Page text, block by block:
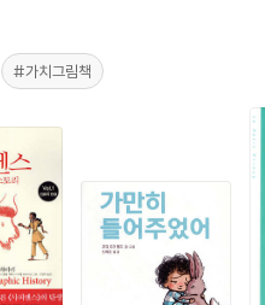
#가치그림책